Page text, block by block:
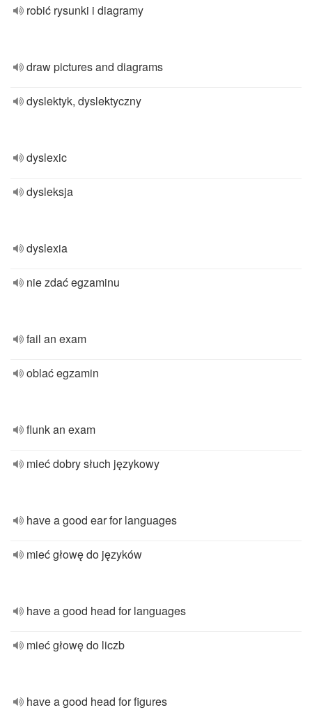
robić rysunki i diagramy
draw pictures and diagrams
dyslektyk, dyslektyczny
dyslexic
dysleksja
dyslexia
nie zdać egzaminu
fail an exam
oblać egzamin
flunk an exam
mieć dobry słuch językowy
have a good ear for languages
mieć głowę do języków
have a good head for languages
mieć głowę do liczb
have a good head for figures